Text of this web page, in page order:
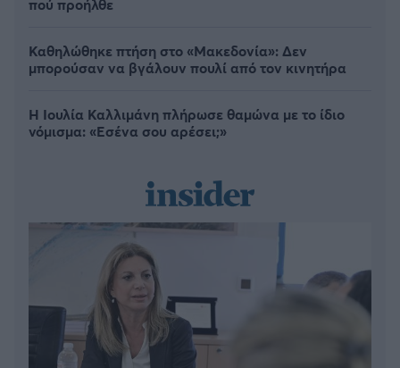
πού προήλθε
Καθηλώθηκε πτήση στο «Μακεδονία»: Δεν
μπορούσαν να βγάλουν πουλί από τον κινητήρα
Η Ιουλία Καλλιμάνη πλήρωσε θαμώνα με το ίδιο
νόμισμα: «Εσένα σου αρέσει;»